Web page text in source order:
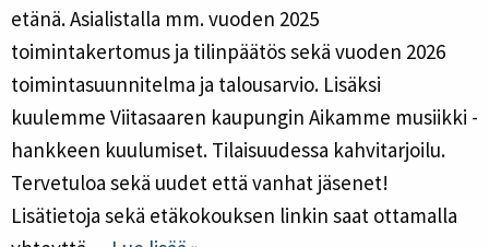
etänä. Asialistalla mm. vuoden 2025
toimintakertomus ja tilinpäätös sekä vuoden 2026
toimintasuunnitelma ja talousarvio. Lisäksi
kuulemme Viitasaaren kaupungin Aikamme musiikki -
hankkeen kuulumiset. Tilaisuudessa kahvitarjoilu.
Tervetuloa sekä uudet että vanhat jäsenet!
Lisätietoja sekä etäkokouksen linkin saat ottamalla